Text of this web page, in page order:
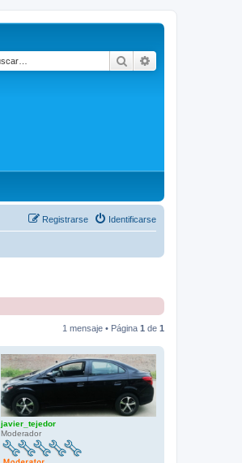
Buscar
Identificarse
Registrarse
1 mensaje • Página 1 de 1
javier_tejedor
Moderador